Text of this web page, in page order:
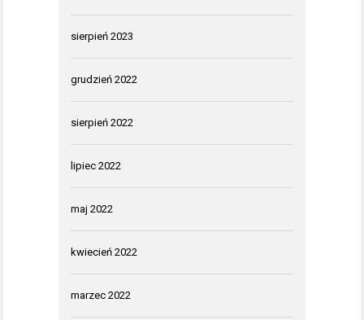
sierpień 2023
grudzień 2022
sierpień 2022
lipiec 2022
maj 2022
kwiecień 2022
marzec 2022